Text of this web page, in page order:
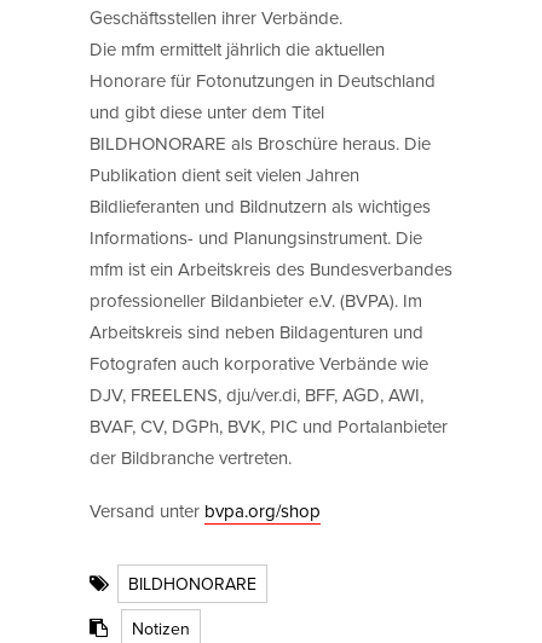
Geschäftsstellen ihrer Verbände.
Die mfm ermittelt jährlich die aktuellen
Honorare für Fotonutzungen in Deutschland
und gibt diese unter dem Titel
BILDHONORARE als Broschüre heraus. Die
Publikation dient seit vielen Jahren
Bildlieferanten und Bildnutzern als wichtiges
Informations- und Planungsinstrument. Die
mfm ist ein Arbeitskreis des Bundesverbandes
professioneller Bildanbieter e.V. (BVPA). Im
Arbeitskreis sind neben Bildagenturen und
Fotografen auch korporative Verbände wie
DJV, FREELENS, dju/ver.di, BFF, AGD, AWI,
BVAF, CV, DGPh, BVK, PIC und Portalanbieter
der Bildbranche vertreten.
Versand unter bvpa.org/shop
BILDHONORARE
Notizen